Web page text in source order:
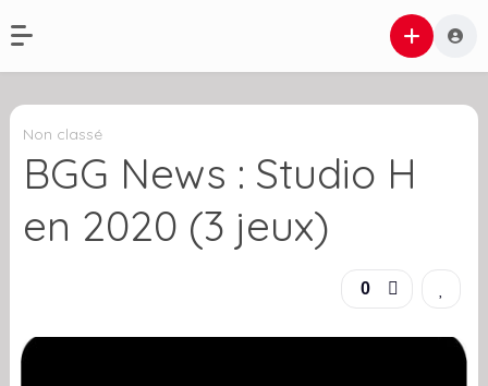
Non classé
BGG News : Studio H
en 2020 (3 jeux)
0